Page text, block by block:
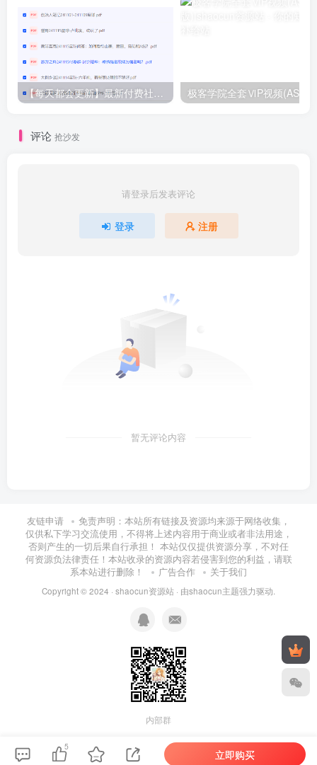
【每天都会更新】最新付费社群公众号文章 极客学院全套ⅥP视频(AS版)
评论 抢沙发
请登录后发表评论
登录 注册
暂无评论内容
友链申请
免责声明：本站所有链接及资源均来源于网络收集，
仅供私下学习交流使用，不得将上述内容用于商业或者非法用途，
否则产生的一切后果自行承担！ 本站仅仅提供资源分享，不对任
何资源负法律责任！本站收录的资源内容若侵害到您的利益，请联
系本站进行删除！
广告合作 关于我们
Copyright © 2024 · shaocun资源站 · 由shaocun主题强力驱动.
内部群
5
立即购买